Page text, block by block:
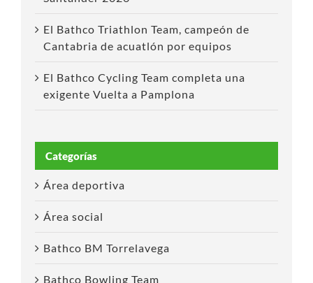
El Bathco Triathlon Team, campeón de
Cantabria de acuatlón por equipos
El Bathco Cycling Team completa una
exigente Vuelta a Pamplona
Categorías
Área deportiva
Área social
Bathco BM Torrelavega
Bathco Bowling Team